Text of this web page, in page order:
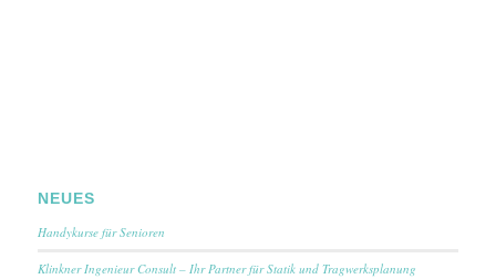
NEUES
Handykurse für Senioren
Klinkner Ingenieur Consult – Ihr Partner für Statik und Tragwerksplanung